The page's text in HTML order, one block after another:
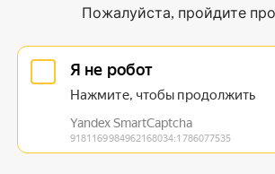
Пожалуйста, пройдите